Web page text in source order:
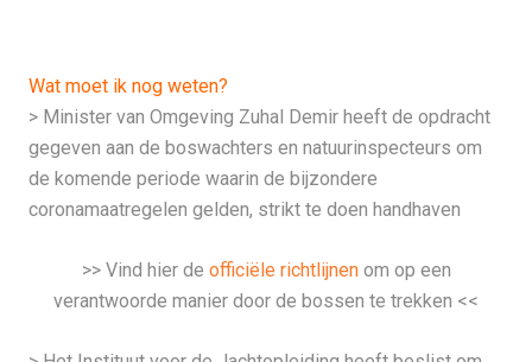
Wat moet ik nog weten?
> Minister van Omgeving Zuhal Demir heeft de opdracht
gegeven aan de boswachters en natuurinspecteurs om
de komende periode waarin de bijzondere
coronamaatregelen gelden, strikt te doen handhaven
>> Vind hier de officiële richtlijnenom op een
verantwoorde manier door de bossen te trekken <<